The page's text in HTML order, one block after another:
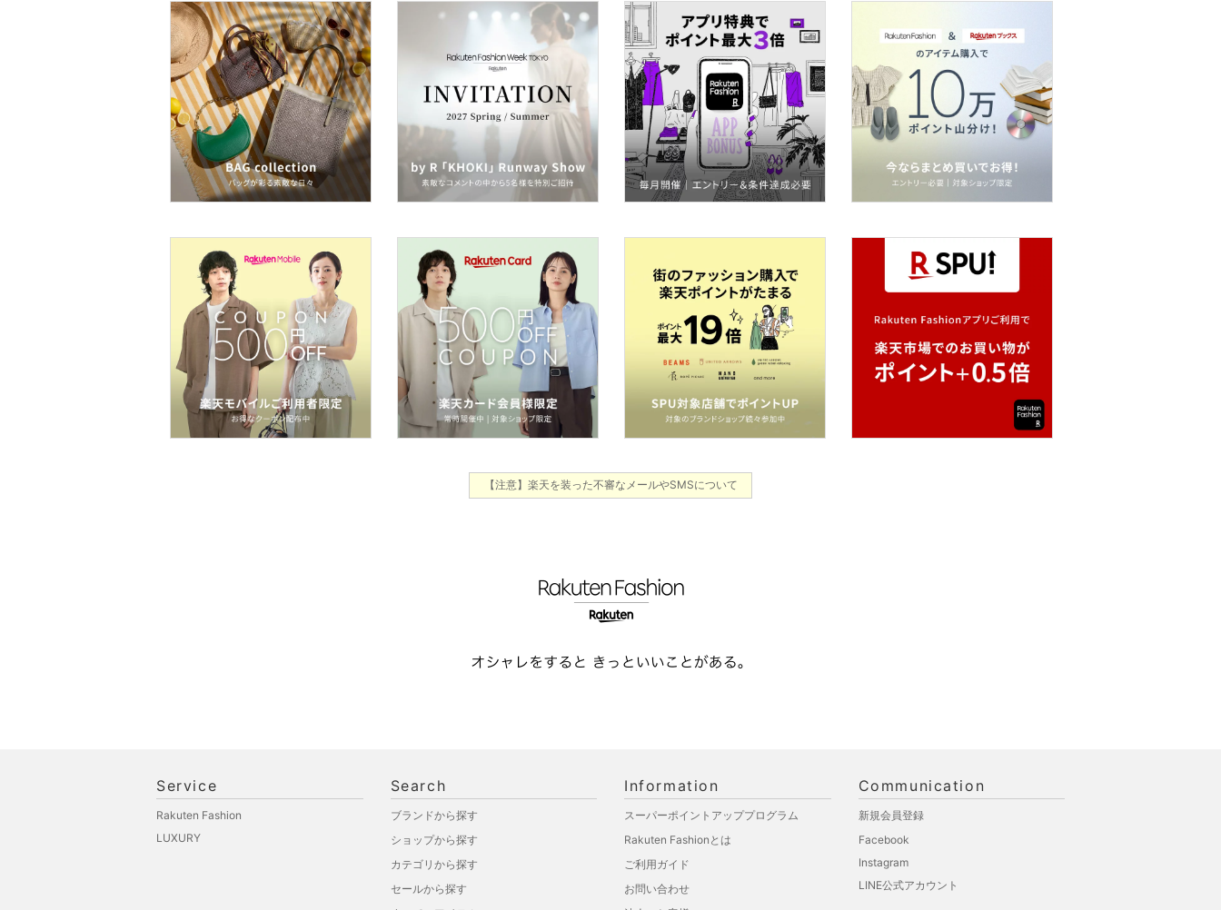
メイクアップ
ネイル
ボディケア・オーラルケ
ア
ヘアケア
フレグランス
メイク道具・美容器具
コフレ・キット・セット
食器・調理器具・キッチ
ン用品
インテリア・生活雑貨
スマホグッズ・オーディ
【注意】楽天を装った不審なメールやSMSについて
Service
Rakuten Fashion
LUXURY
Search
ブランドから探す
ショップから探す
カテゴリから探す
セールから探す
Information
スーパーポイントアッププログラム
Rakuten Fashionとは
ご利用ガイド
お問い合わせ
Communication
新規会員登録
Facebook
Instagram
LINE公式アカウント